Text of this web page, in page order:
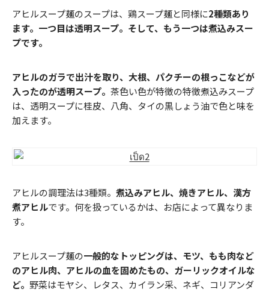
アヒルスープ麺のスープは、鶏スープ麺と同様に2種類あり
ます。一つ目は透明スープ。そして、もう一つは煮込みスー
プです。
アヒルのガラで出汁を取り、大根、パクチーの根っこなどが
入ったのが透明スープ。 茶色い色が特徴の特徴煮込みスープ
は、透明スープに桂皮、八角、タイの黒しょう油で色と味を
加えます。
アヒルの調理法は3種類。 煮込みアヒル、焼きアヒル、漢方
煮アヒルです。何を扱っているかは、お店によって異なりま
す。
アヒルスープ麺の一般的なトッピングは、モツ、もも肉など
のアヒル肉、アヒルの血を固めたもの、ガーリックオイルな
ど。 野菜はモヤシ、レタス、カイラン采、ネギ、コリアンダ